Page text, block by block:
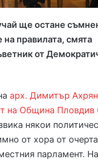
ще остане
на правилата, смята
от
арх. Димитър
на Община Пловдив
някои
от хора от
парламент.